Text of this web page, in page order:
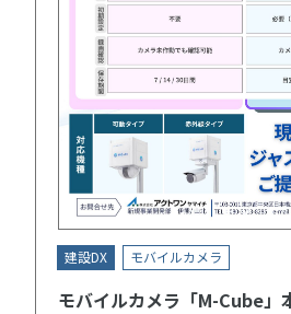
建設DX モバイルカメラ
モバイルカメラ「M-Cube」